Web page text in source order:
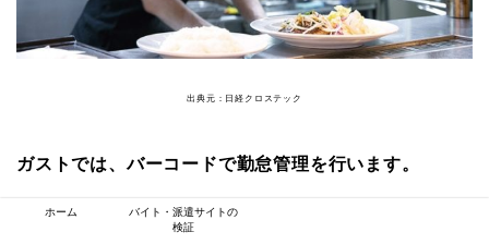
出典元：日経クロステック
ガストでは、バーコードで勤怠管理を行います。
名札の裏のバーコードをスキャンすると出退勤をする
ホーム
バイト・派遣サイトの
検証